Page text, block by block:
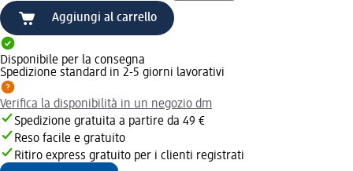
Aggiungi al carrello
Disponibile per la consegna
Spedizione standard in 2-5 giorni lavorativi
Verifica la disponibilità in un negozio dm
Spedizione gratuita a partire da 49 €
Reso facile e gratuito
Ritiro express gratuito per i clienti registrati